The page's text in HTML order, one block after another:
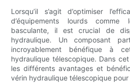
Lorsqu’il s’agit d’optimiser
d’équipements lourds
basculante, il est crucial de
hydraulique. Un composant
incroyablement bénéfique à
hydraulique télescopique. Dans
les différents avantages et
vérin hydraulique télescopique